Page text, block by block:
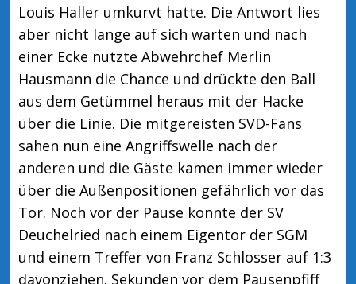
Louis Haller umkurvt hatte. Die Antwort lies
aber nicht lange auf sich warten und nach
einer Ecke nutzte Abwehrchef Merlin
Hausmann die Chance und drückte den Ball
aus dem Getümmel heraus mit der Hacke
über die Linie. Die mitgereisten SVD-Fans
sahen nun eine Angriffswelle nach der
anderen und die Gäste kamen immer wieder
über die Außenpositionen gefährlich vor das
Tor. Noch vor der Pause konnte der SV
Deuchelried nach einem Eigentor der SGM
und einem Treffer von Franz Schlosser auf 1:3
davonziehen. Sekunden vor dem Pausenpfiff